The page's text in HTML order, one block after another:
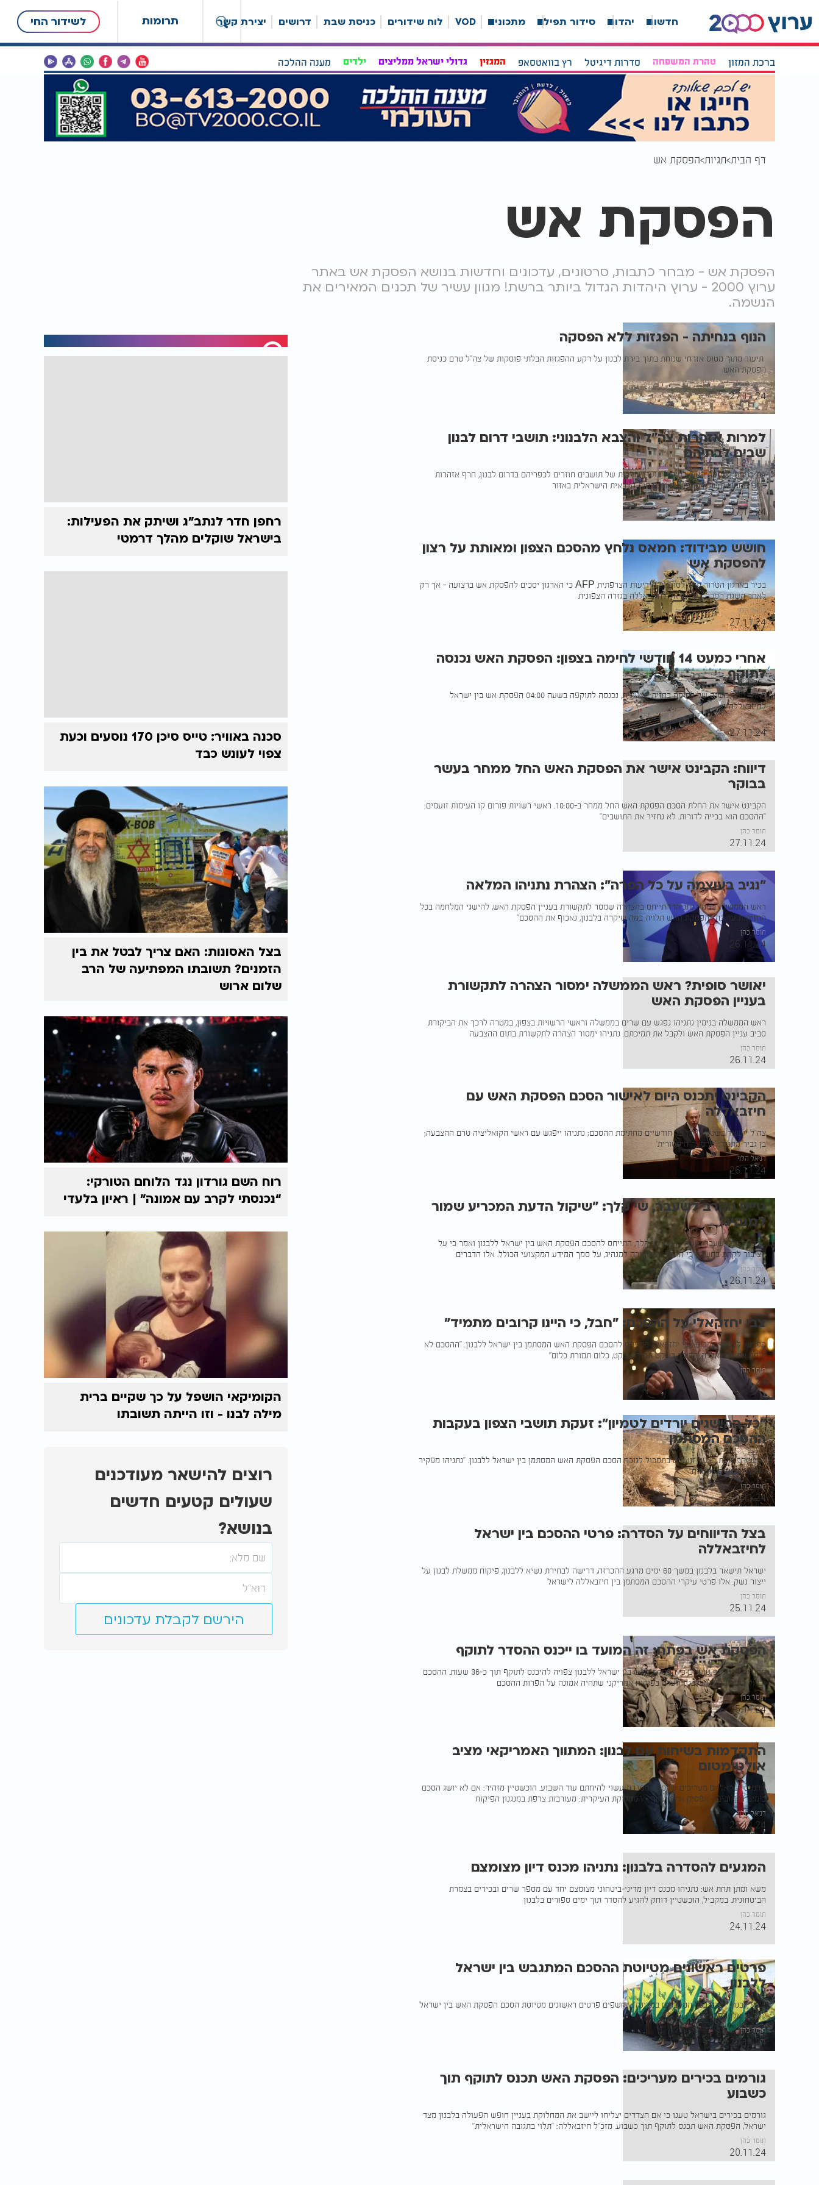
תרומות לשידור החי חדשות יהדות סידור תפילה מתכונים VOD לוח שידורים כניסת שבת דרושים יצירת קשר
ברכת המזון טהרת המשפחה סדרות דיגיטל רץ בוואטסאפ המגזין גדולי ישראל ממליצים ילדים מענה ההלכה
דף הבית תגיות הפסקת אש
הפסקת אש
הפסקת אש - מבחר כתבות, סרטונים, עדכונים וחדשות בנושא הפסקת אש באתר
ערוץ 2000 - ערוץ היהדות הגדול ביותר ברשת! מגוון עשיר של תכנים המאירים את
הנשמה.
הנוף בנחיתה - הפגזות ללא הפסקה
תיעוד מתוך מטוס אזרחי שנוחת בתוך בירת לבנון על רקע ההפגזות הבלתי פוסקות של צה"ל טרם כניסת
הפסקת האש
אביחי רוזנמן
27.11.24
למרות אזהרות צה"ל והצבא הלבנוני: תושבי דרום לבנון
שבים לבתיהם
עם כניסת הפסקת האש לתוקף, תועדו שיירות של תושבים חוזרים לכפריהם בדרום לבנון, חרף אזהרות
מפני תחמושת שלא התפוצצה והנוכחות הצבאית הישראלית באזור
דניאל הלוי
27.11.24
חושש מבידוד: חמאס נלחץ מהסכם הצפון ומאותת על רצון
להפסקת אש
בכיר בארגון הטרור מסר לסוכנות הידיעות הצרפתית AFP כי הארגון יסכים להפסקת אש ברצועה - אך רק
לאחר השגת הסכם בין ישראל לחיזבאללה בגזרה הצפונית
דניאל הלוי
27.11.24
אחרי כמעט 14 חודשי לחימה בצפון: הפסקת האש נכנסה
לתוקף
לאחר יותר משנה של לחימה בחזית הצפונית, נכנסה לתוקפה בשעה 04:00 הפסקת אש בין ישראל
לחיזבאללה
דניאל הלוי
27.11.24
דיווח: הקבינט אישר את הפסקת האש החל ממחר בעשר
בבוקר
הקבינט אישר את החלת הסכם הפסקת האש החל ממחר ב-10:00. ראשי רשויות פורום קו העימות זועמים:
"ההסכם הוא בכייה לדורות. לא נחזיר את התושבים"
תומר כהן
27.11.24
"נגיב בעוצמה על כל הפרה״: הצהרת נתניהו המלאה
ראש הממשלה בנימין נתניהו התייחס בהצהרה שמסר לתקשורת בעניין הפסקת האש, להישגי המלחמה בכל
החזיתות עד כה. ״הפסקת האש תלויה במה שיקרה בלבנון, נאכוף את ההסכם"
תומר כהן
26.11.24
יאושר סופית? ראש הממשלה ימסור הצהרה לתקשורת
בעניין הפסקת האש
ראש הממשלה בנימין נתניהו נפגש עם שרים בממשלה וראשי הרשויות בצפון, במטרה לרכך את הביקורת
סביב עניין הפסקת האש ולקבל את תמיכתם. נתניהו ימסור הצהרה לתקשורת בתום ההצבעה
תומר כהן
26.11.24
הקבינט יתכנס היום לאישור הסכם הפסקת האש עם
חיזבאללה
צה"ל יישאר בשטח לבנון עד חודשיים מחתימת ההסכם; נתניהו ייפגש עם ראשי הקואליציה טרם ההצבעה;
בן גביר מתנגד: 'החמצה היסטורית'
דניאל הלוי
26.11.24
טייס הקרב לשעבר, שי קלך: "שיקול הדעת המכריע שמור
למנהיג"
טייס הקרב לשעבר ופעיל הימין, שי קלך, התייחס להסכם הפסקת האש בין ישראל ללבנון ואמר כי על
הציבור לקחת בחשבון כי ההחלטה שמורה למנהיג, על סמך המידע המקצועי הכולל. אלו הדברים
תומר כהן
26.11.24
צבי יחזקאלי על ההסכם: "חבל, כי היינו קרובים מתמיד"
הפרשן לענייני ערבים צבי יחזקאלי, מתייחס להסכם הפסקת האש המסתמן בין ישראל ללבנון. "ההסכם לא
מוחק את חיזבאללה. מדובר בשקט תמורת שקט, כלום תמורת כלום"
תומר כהן
26.11.24
"כל ההישגים יורדים לטמיון": זעקת תושבי הצפון בעקבות
ההסכם המסתמן
ראשי הרשויות בצפון זועקים בתסכול לנוכח הסכם הפסקת האש המסתמן בין ישראל ללבנון. "נתניהו מפקיר
אותנו כברווזים במטווח"
תומר כהן
25.11.24
בצל הדיווחים על הסדרה: פרטי ההסכם בין ישראל
לחיזבאללה
ישראל תישאר בלבנון במשך 60 ימים מרגע ההכרזה, דרישה לבחירת נשיא ללבנון, פיקוח ממשלת לבנון על
ייצור נשק. אלו פרטי עיקרי ההסכם המסתמן בין חיזבאללה לישראל
תומר כהן
25.11.24
הפסקת אש בפתח: זה המועד בו ייכנס ההסדר לתוקף
מקורות לבנוניים טוענים כי הפסקת האש בין ישראל ללבנון צפויה להיכנס לתוקף תוך כ-36 שעות. ההסכם
יכלול בחירת נשיא ללבנון וועדה בפיקוח אמריקני שתהיה אמונה על הפרות ההסכם
תומר כהן
25.11.24
התקדמות בשיחות עם לבנון: המתווך האמריקאי מציב
אולטימטום
גורמים ישראליים מעריכים שהסכם הסדרה עשוי להיחתם עוד השבוע. הוכשטיין מזהיר: אם לא יושג הסכם
בימים הקרובים - אפסיק את התיווך • המחלוקת העיקרית: מעורבות צרפת במנגנון הפיקוח
דניאל הלוי
25.11.24
המגעים להסדרה בלבנון: נתניהו מכנס דיון מצומצם
משא ומתן תחת אש: נתניהו מכנס דיון מדיני-ביטחוני מצומצם יחד עם מספר שרים ובכירים בצמרת
הביטחונית. במקביל, הוכשטיין דוחק להגיע להסדר תוך ימים ספורים בלבנון
תומר כהן
24.11.24
פרטים ראשונים מטיוטת ההסכם המתגבש בין ישראל
ללבנון
"צבא לבנון ייפרס בכל המעברים במדינה": נחשפים פרטים ראשונים מטיוטת הסכם הפסקת האש בין ישראל
ללבנון. אלו הפרטים
תומר כהן
20.11.24
גורמים בכירים מעריכים: הפסקת האש תכנס לתוקף תוך
כשבוע
גורמים בכירים בישראל טענו כי אם הצדדים יצליחו ליישב את המחלוקת בעניין חופש הפעולה בלבנון מצד
ישראל, הפסקת האש תכנס לתוקף תוך כשבוע. מזכ"ל חיזבאללה: "תלוי בתגובה הישראלית"
תומר כהן
20.11.24
רחפן חדר לנתב"ג ושיתק את הפעילות:
בישראל שוקלים מהלך דרמטי
סכנה באוויר: טייס סיכן 170 נוסעים וכעת
צפוי לעונש כבד
בצל האסונות: האם צריך לבטל את בין
הזמנים? תשובתו המפתיעה של הרב
שלום ארוש
רוח השם גורדון נגד הלוחם הטורקי:
“נכנסתי לקרב עם אמונה” | ראיון בלעדי
הקומיקאי הושפל על כך שקיים ברית
מילה לבנו - וזו הייתה תשובתו
רוצים להישאר מעודכנים
שעולים קטעים חדשים
בנושא?
הירשם לקבלת עדכונים